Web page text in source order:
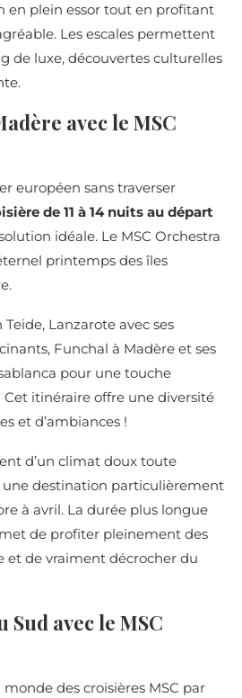
en plein essor tout en profitant
Les escales permettent
de luxe, découvertes culturelles
avec le MSC
européen sans traverser
de 11 à 14 nuits au départ
idéale. Le MSC Orchestra
printemps des îles
Lanzarote avec ses
Funchal à Madère et ses
pour une touche
itinéraire offre une diversité
et d’ambiances !
d’un climat doux toute
une destination particulièrement
à avril. La durée plus longue
de profiter pleinement des
et de vraiment décrocher du
Sud avec le MSC
des croisières MSC par